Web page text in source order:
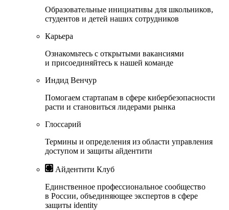
Образовательные инициативы для школьников,
студентов и детей наших сотрудников
Карьера
Ознакомьтесь с открытыми вакансиями
и присоединяйтесь к нашей команде
Индид Венчур
Помогаем стартапам в сфере кибербезопасности
расти и становиться лидерами рынка
Глоссарий
Термины и определения из области управления
доступом и защиты айдентити
Айдентити Клуб
Единственное профессиональное сообщество
в России, объединяющее экспертов в сфере
защиты identity